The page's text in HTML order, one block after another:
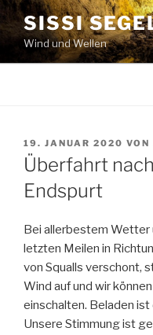
Zum
Inhalt
springen
SISSI
Wind und Wellen
VERÖFFENTLICHT
AM
19. JANUAR 2020 VON
Überfahrt
Endspurt
Bei allerbestem Wetter
letzten Meilen in
von Squalls verschont,
Wind auf und wir
einschalten. Beladen
Unsere Stimmung ist